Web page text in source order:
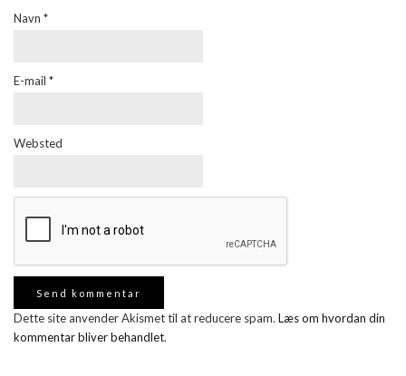
Navn *
E-mail *
Websted
Dette site anvender Akismet til at reducere spam. Læs om hvordan din
kommentar bliver behandlet.